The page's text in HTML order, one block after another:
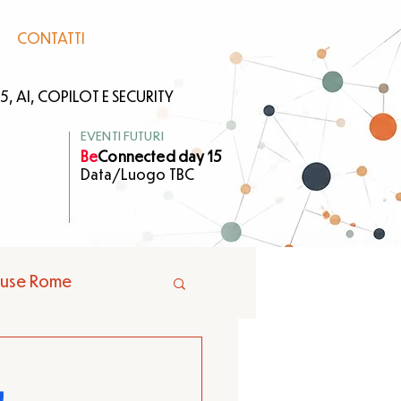
CONTATTI
AI, COPILOT E SECURITY
EVENTI FUTURI
BeConnected day 15
Data/Luogo TBC
Rome